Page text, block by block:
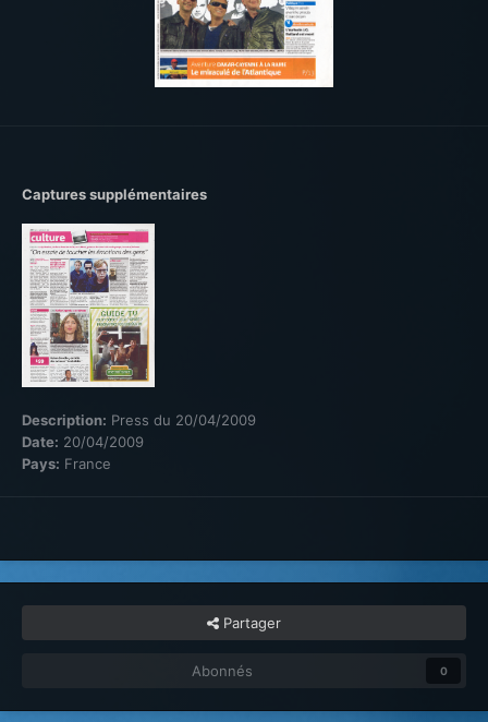
Captures supplémentaires
Description: Press du 20/04/2009
Date: 20/04/2009
Pays: France
Partager
Abonnés 0